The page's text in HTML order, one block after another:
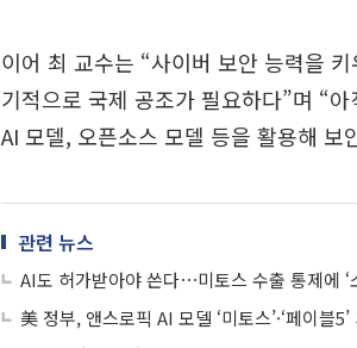
이어 최 교수는 “사이버 보안 능력을
기적으로 국제 공조가 필요하다”며 “
AI 모델, 오픈소스 모델 등을 활용해
관련 뉴스
AI도 허가받아야 쓴다⋯미토스 수출 통제에 ‘
美 정부, 앤스로픽 AI 모델 ‘미토스’·‘페이블